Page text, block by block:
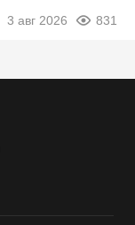
3 авг 2026 831